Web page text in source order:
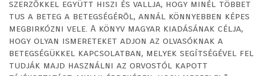
szerzõkkel együtt hiszi és vallja, hogy minél többet
tus a beteg a betegségérõl, annál könnyebben képes
megbirkózni vele. A könyv magyar kiadásának célja,
hogy olyan ismereteket adjon az olvasóknak a
betegségükkel kapcsolatban, melyek segítségével fel
tudják majd használni az orvostól kapott